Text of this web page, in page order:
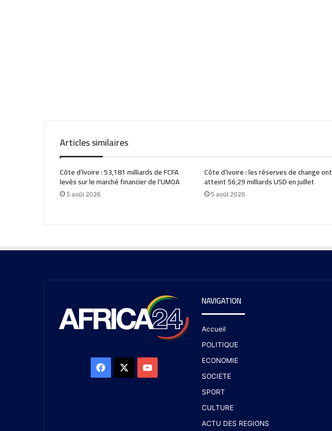
Articles similaires
Côte d’Ivoire : 53,181 milliards de FCFA
levés sur le marché financier de l’UMOA
5 août 2026
Côte d’Ivoire : les réserves de change ont
atteint 56,29 milliards USD en juillet
5 août 2026
NAVIGATION
Accueil
POLITIQUE
ECONOMIE
SOCIETE
SPORT
CULTURE
ACTU DES REGIONS